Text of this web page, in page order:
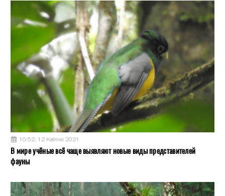
10:52, 12 Квітня 2021
В мире учёные всё чаще выявляют новые виды представителей
фауны